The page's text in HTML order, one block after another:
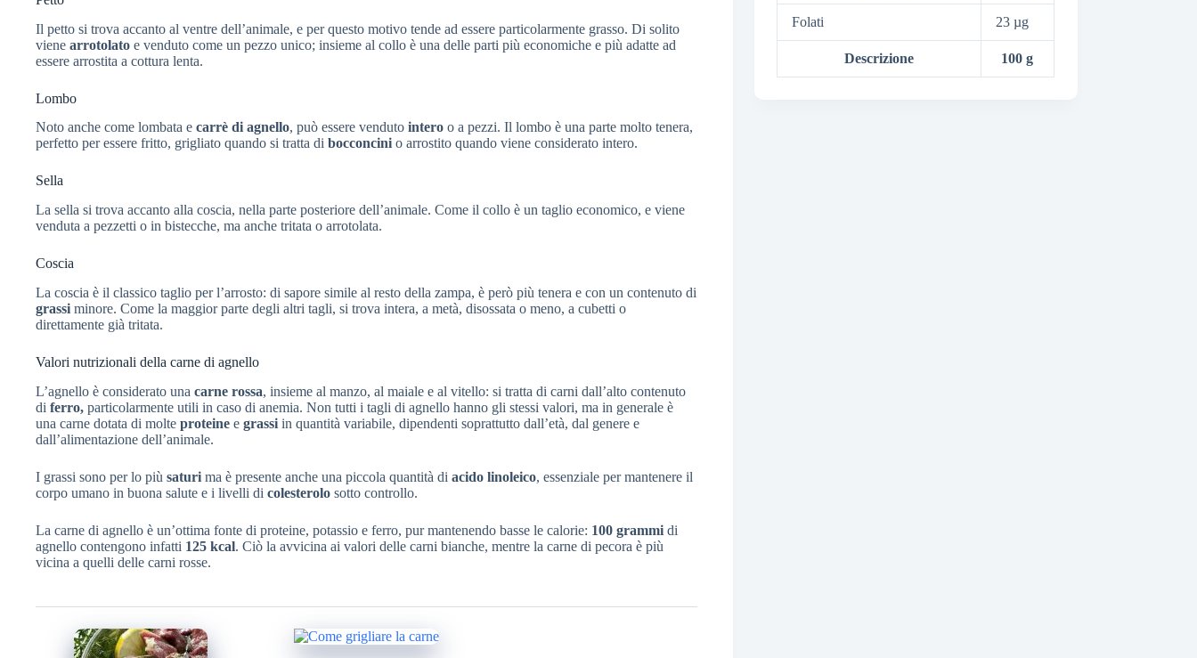
Il petto si trova accanto al ventre dell’animale, e per questo motivo tende ad essere particolarmente grasso. Di solito
viene arrotolato e venduto come un pezzo unico; insieme al collo è una delle parti più economiche e più adatte ad
essere arrostita a cottura lenta.
Lombo
Noto anche come lombata e carrè di agnello, può essere venduto intero o a pezzi. Il lombo è una parte molto tenera,
perfetto per essere fritto, grigliato quando si tratta di bocconcini o arrostito quando viene considerato intero.
Sella
La sella si trova accanto alla coscia, nella parte posteriore dell’animale. Come il collo è un taglio economico, e viene
venduta a pezzetti o in bistecche, ma anche tritata o arrotolata.
Coscia
La coscia è il classico taglio per l’arrosto: di sapore simile al resto della zampa, è però più tenera e con un contenuto di
grassi minore. Come la maggior parte degli altri tagli, si trova intera, a metà, disossata o meno, a cubetti o
direttamente già tritata.
Valori nutrizionali della carne di agnello
L’agnello è considerato una carne rossa, insieme al manzo, al maiale e al vitello: si tratta di carni dall’alto contenuto
di ferro, particolarmente utili in caso di anemia. Non tutti i tagli di agnello hanno gli stessi valori, ma in generale è
una carne dotata di molte proteine e grassi in quantità variabile, dipendenti soprattutto dall’età, dal genere e
dall’alimentazione dell’animale.
I grassi sono per lo più saturi ma è presente anche una piccola quantità di acido linoleico, essenziale per mantenere il
corpo umano in buona salute e i livelli di colesterolo sotto controllo.
La carne di agnello è un’ottima fonte di proteine, potassio e ferro, pur mantenendo basse le calorie: 100 grammi di
agnello contengono infatti 125 kcal. Ciò la avvicina ai valori delle carni bianche, mentre la carne di pecora è più
vicina a quelli delle carni rosse.
Folati 23 µg
Descrizione 100 g